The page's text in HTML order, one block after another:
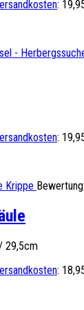
:
:
29,5cm
: